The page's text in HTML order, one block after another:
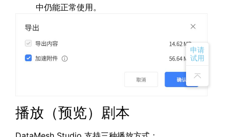
申请
试用
中仍能正常使用。
播放（预览）剧本